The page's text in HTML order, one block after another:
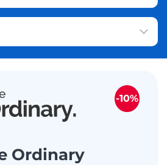
Ordinary
-10%